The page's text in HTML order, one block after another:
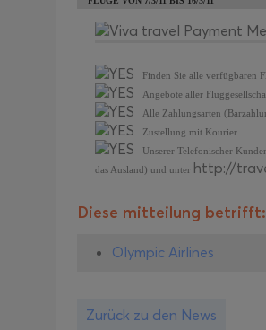
Finden Sie alle verfügbaren
Angebote aller
Alle Zahlungsarten
Zustellung mit Kourier
Unserer Telefonischer
das Ausland) und unter http://
Diese mitteilung betrifft:
Olympic Airlines
Zurück zu den News